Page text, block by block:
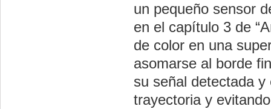
un pequeño sensor
en el capítulo 3 de
de color en una
asomarse al borde
su señal detectada
trayectoria y